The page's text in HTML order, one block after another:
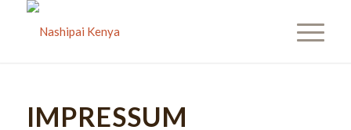
IMPRESSUM